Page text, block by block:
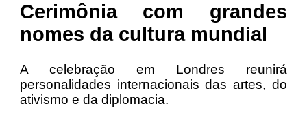
Cerimônia com grandes
nomes da cultura mundial
A celebração em Londres reunirá
personalidades internacionais das artes, do
ativismo e da diplomacia.